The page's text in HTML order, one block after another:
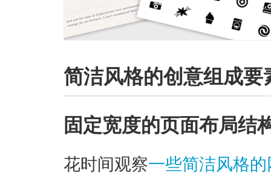
简洁风格的创意组成要
固定宽度的页面布局结
花时间观察一些简洁风格